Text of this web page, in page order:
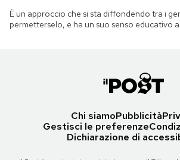
È un approccio che si sta diffondendo tra i
permetterselo, e ha un suo senso educativo
Chi siamoPubblicità
Gestisci le preferenze
Dichiarazione di